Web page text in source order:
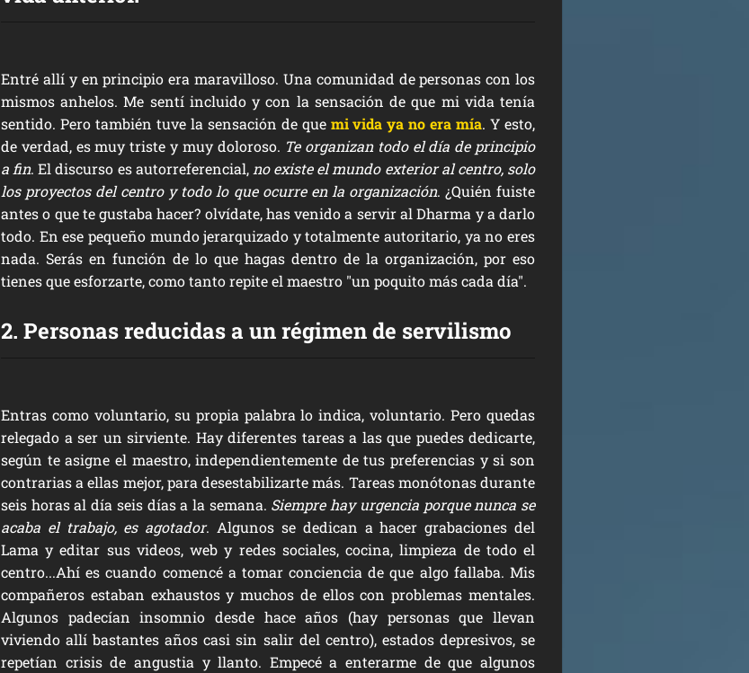
Entré allí y en principio era maravilloso. Una comunidad de personas con los
mismos anhelos. Me sentí incluido y con la sensación de que mi vida tenía
sentido. Pero también tuve la sensación de que mi vida ya no era mía. Y esto,
de verdad, es muy triste y muy doloroso. Te organizan todo el día de principio
a fin. El discurso es autorreferencial, no existe el mundo exterior al centro, solo
los proyectos del centro y todo lo que ocurre en la organización. ¿Quién fuiste
antes o que te gustaba hacer? olvídate, has venido a servir al Dharma y a darlo
todo. En ese pequeño mundo jerarquizado y totalmente autoritario, ya no eres
nada. Serás en función de lo que hagas dentro de la organización, por eso
tienes que esforzarte, como tanto repite el maestro "un poquito más cada día".
2. Personas reducidas a un régimen de servilismo
Entras como voluntario, su propia palabra lo indica, voluntario. Pero quedas
relegado a ser un sirviente. Hay diferentes tareas a las que puedes dedicarte,
según te asigne el maestro, independientemente de tus preferencias y si son
contrarias a ellas mejor, para desestabilizarte más. Tareas monótonas durante
seis horas al día seis días a la semana. Siempre hay urgencia porque nunca se
acaba el trabajo, es agotador. Algunos se dedican a hacer grabaciones del
Lama y editar sus videos, web y redes sociales, cocina, limpieza de todo el
centro...Ahí es cuando comencé a tomar conciencia de que algo fallaba. Mis
compañeros estaban exhaustos y muchos de ellos con problemas mentales.
Algunos padecían insomnio desde hace años (hay personas que llevan
viviendo allí bastantes años casi sin salir del centro), estados depresivos, se
repetían crisis de angustia y llanto. Empecé a enterarme de que algunos